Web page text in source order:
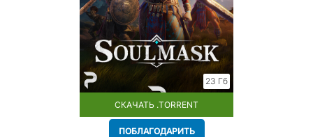
23 Гб
СКАЧАТЬ .TORRENT
ПОБЛАГОДАРИТЬ